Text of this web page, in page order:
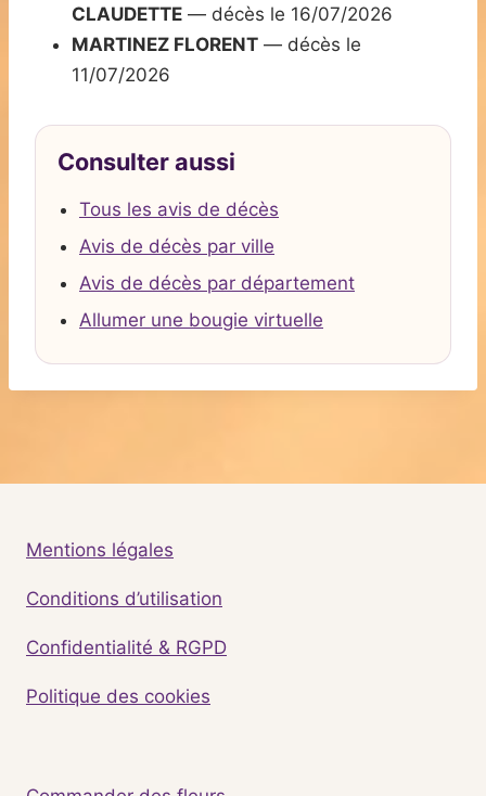
CLAUDETTE — décès le 16/07/2026
MARTINEZ FLORENT — décès le
11/07/2026
Consulter aussi
Tous les avis de décès
Avis de décès par ville
Avis de décès par département
Allumer une bougie virtuelle
Mentions légales
Conditions d’utilisation
Confidentialité & RGPD
Politique des cookies